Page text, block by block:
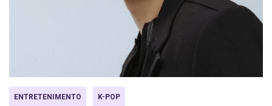
ENTRETENIMENTO K-POP